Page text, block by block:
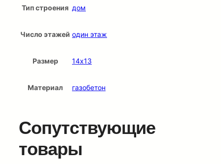
Тип строения дом
Число этажей один этаж
Размер 14х13
Материал газобетон
Сопутствующие
товары